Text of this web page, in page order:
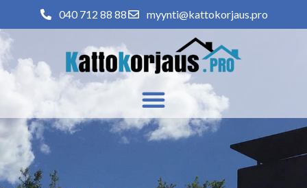
040 712 88 88 myynti@kattokorjaus.pro